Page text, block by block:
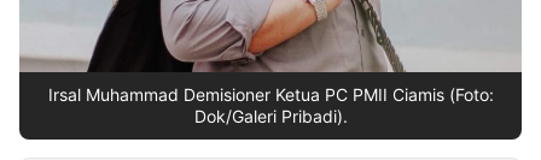
Irsal Muhammad Demisioner Ketua PC PMII Ciamis (Foto:
Dok/Galeri Pribadi).